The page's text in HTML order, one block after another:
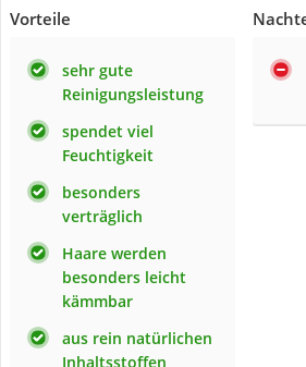
Vorteile
sehr gute
Reinigungsleistung
spendet viel
Feuchtigkeit
besonders
verträglich
Haare werden
besonders leicht
kämmbar
aus rein natürlichen
Inhaltsstoffen